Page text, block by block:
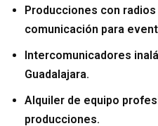
Producciones con
comunicación para
Intercomunicadores
Guadalajara.
Alquiler de equipo
producciones.